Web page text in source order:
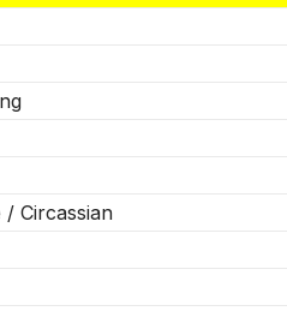
Circassian